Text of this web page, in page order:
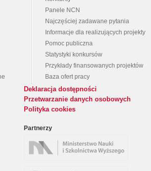
Panele NCN
Najczęściej zadawane pytania
Informacje dla realizujących projekty
Pomoc publiczna
Statystyki konkursów
Przykłady finansowanych projektów
Baza ofert pracy
Deklaracja dostępności
Przetwarzanie danych osobowych
Polityka cookies
Partnerzy